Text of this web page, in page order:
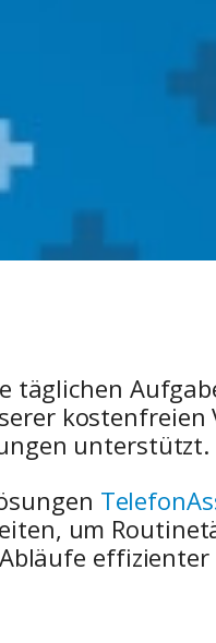
kostenfreien
unterstützt.
um